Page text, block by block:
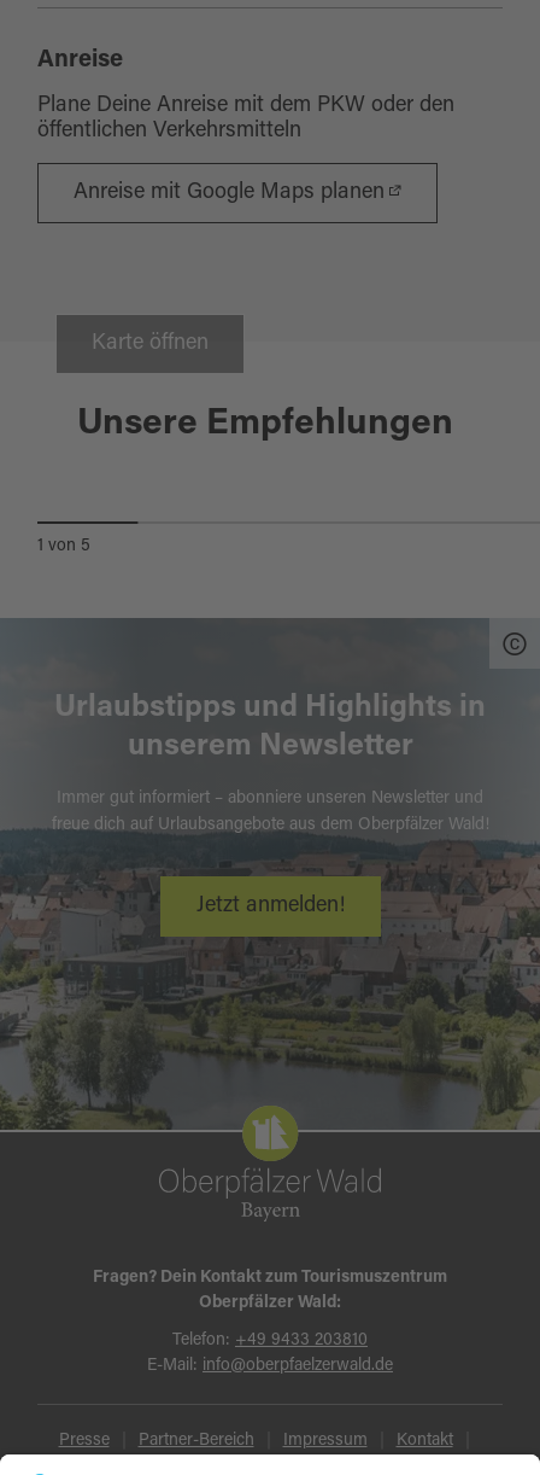
Anreise
Plane Deine Anreise mit dem PKW oder den
öffentlichen Verkehrsmitteln
Anreise mit Google Maps planen
Karte öffnen
Unsere Empfehlungen
Windischeschenbach
1 von 5
Urlaubstipps und Highlights in
unserem Newsletter
Immer gut informiert – abonniere unseren Newsletter und
freue dich auf Urlaubsangebote aus dem Oberpfälzer Wald!
Jetzt anmelden!
Fragen? Dein Kontakt zum Tourismuszentrum
Oberpfälzer Wald:
Telefon: +49 9433 203810
E-Mail: info@oberpfaelzerwald.de
Presse Partner-Bereich Impressum Kontakt